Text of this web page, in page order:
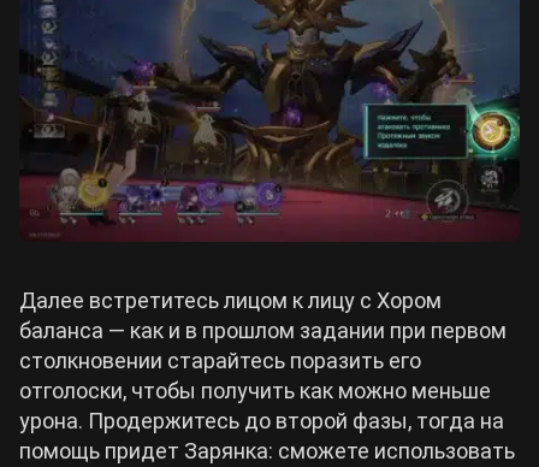
Далее встретитесь лицом к лицу с Хором
баланса — как и в прошлом задании при первом
столкновении старайтесь поразить его
отголоски, чтобы получить как можно меньше
урона. Продержитесь до второй фазы, тогда на
помощь придет Зарянка: сможете использовать